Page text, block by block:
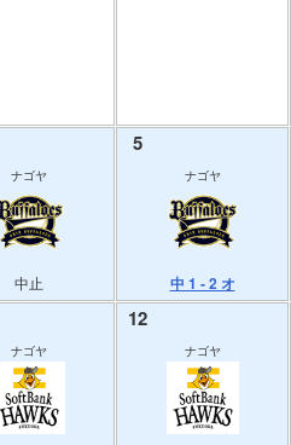
ナゴヤ
中止
5
ナゴヤ
中 1 - 2 オ
ナゴヤ
12
ナゴヤ